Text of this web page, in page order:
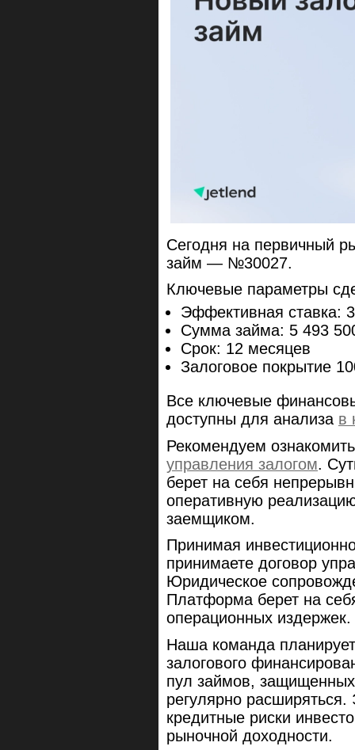
Сегодня на первичный
займ — №30027.
Ключевые параметры
Эффективная ставка:
Сумма займа: 5 493
Срок: 12 месяцев
Залоговое покрытие
Все ключевые
доступны для анализа в
Рекомендуем
управления залогом.
берет на себя
оперативную
заемщиком.
Принимая
принимаете договор
Юридическое
Платформа берет на
операционных издержек.
Наша команда
залогового
пул займов,
регулярно расширяться.
кредитные риски
рыночной доходности.